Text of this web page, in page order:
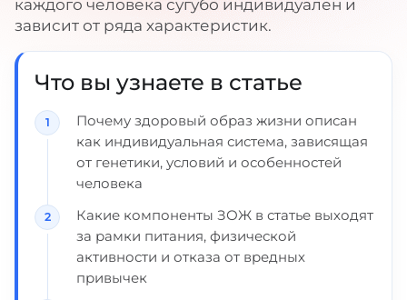
каждого человека сугубо индивидуален и
зависит от ряда характеристик.
Что вы узнаете в статье
Почему здоровый образ жизни описан
как индивидуальная система, зависящая
от генетики, условий и особенностей
человека
Какие компоненты ЗОЖ в статье выходят
за рамки питания, физической
активности и отказа от вредных
привычек